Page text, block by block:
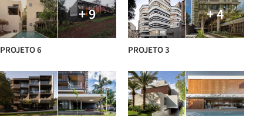
+ 9
PROJETO 6
+ 4
PROJETO 3